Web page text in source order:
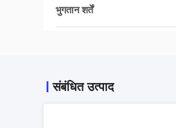
भुगतान शर्तें
संबंधित उत्पाद